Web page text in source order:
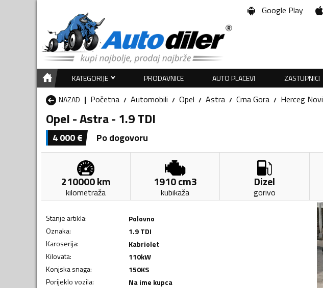
Google Play
KATEGORIJE PRODAVNICE AUTO PLACEVI ZASTUPNICI
NAZAD
Početna Automobili Opel Astra Crna Gora Herceg Novi
Opel - Astra - 1.9 TDI
4 000€ Po dogovoru
210000km
kilometraža
1910cm3
kubikaža
Dizel
gorivo
Stanje artikla:
Polovno
Oznaka:
1.9 TDI
Karoserija:
Kabriolet
Kilovata: 110kW
Konjska snaga: 150KS
Porijeklo vozila:
Na ime kupca